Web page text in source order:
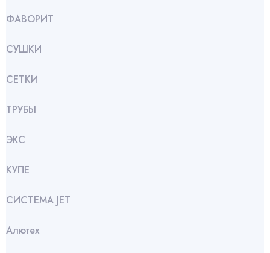
ФАВОРИТ
СУШКИ
СЕТКИ
ТРУБЫ
ЭКС
КУПЕ
СИСТЕМА JET
Алютех